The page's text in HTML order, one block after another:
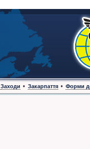
Заходи • Закарпаття • Форми